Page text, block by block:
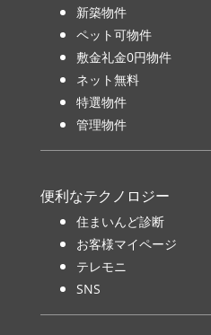
新築物件
ペット可物件
敷金礼金0円物件
ネット無料
特選物件
管理物件
便利なテクノロジー
住まいんど診断
お客様マイページ
テレモニ
SNS